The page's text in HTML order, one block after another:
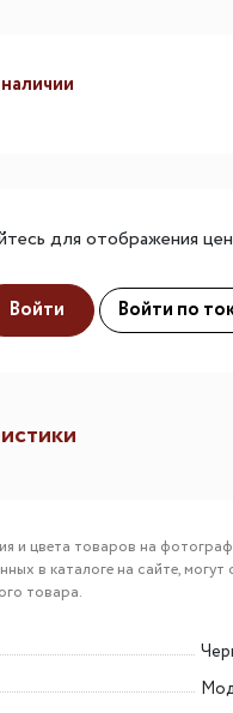
для отображения цен
Войти Войти по
и цвета товаров на
в каталоге на сайте, могут
товара.